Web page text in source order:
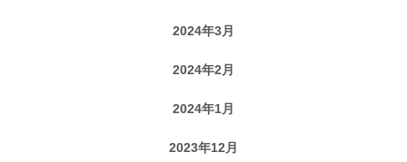
2024年3月
2024年2月
2024年1月
2023年12月